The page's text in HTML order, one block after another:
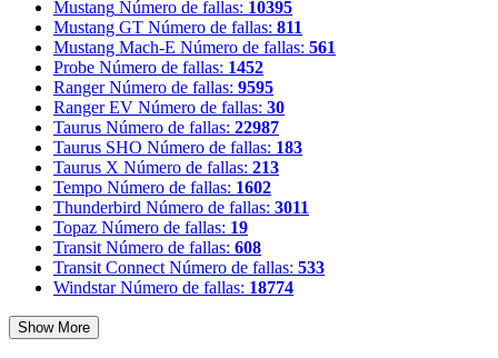
Mustang Número de fallas: 10395
Mustang GT Número de fallas: 811
Mustang Mach-E Número de fallas: 561
Probe Número de fallas: 1452
Ranger Número de fallas: 9595
Ranger EV Número de fallas: 30
Taurus Número de fallas: 22987
Taurus SHO Número de fallas: 183
Taurus X Número de fallas: 213
Tempo Número de fallas: 1602
Thunderbird Número de fallas: 3011
Topaz Número de fallas: 19
Transit Número de fallas: 608
Transit Connect Número de fallas: 533
Windstar Número de fallas: 18774
Show More